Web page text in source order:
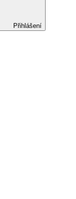
Přihlášení